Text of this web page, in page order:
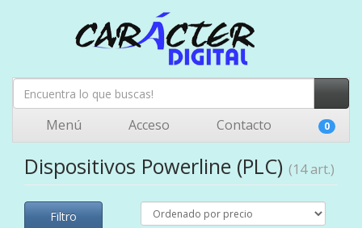
Menú Acceso Contacto 0
Dispositivos Powerline (PLC) (14 art.)
Filtro